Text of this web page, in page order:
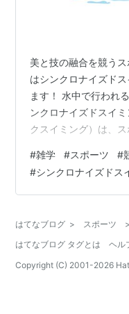
美と技の融合を競う
はシンクロナイズド
ます！ 水中で行われ
ンクロナイズドスイ
クスイミング）は、
ロナイズドスイミン
の魅力についてご紹
ングの起源と歴史 シ
時、娯楽としての「水
した。 20世紀初頭に
#雑学 #スポーツ #
#シンクロナイズドス
はてなブログ > スポーツ >
はてなブログ タグとは
ヘル
Copyright (C) 2001-2026